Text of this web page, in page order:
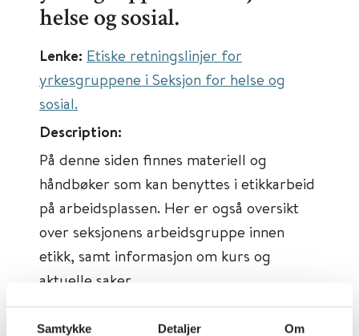
Samtykke Detaljer Om
helse og sosial.
Lenke: Etiske retningslinjer for
yrkesgruppene i Seksjon for helse og
sosial.
Description:
På denne siden finnes materiell og
håndbøker som kan benyttes i etikkarbeid
på arbeidsplassen. Her er også oversikt
over seksjonens arbeidsgruppe innen
etikk, samt informasjon om kurs og
aktuelle saker.
Først publisert: 16.11.2009